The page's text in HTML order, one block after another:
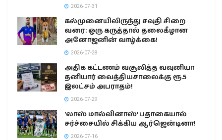
2026-07-31
கல்முனையிலிருந்து சவுதி சிறை
வரை: ஒரு கருத்தால் தலைகீழான
அனோஜனின் வாழ்க்கை!
2026-07-28
அதிக கட்டணம் வசூலித்த வவுனியா
தனியார் வைத்தியசாலைக்கு ரூ.5
இலட்சம் அபராதம்!
2026-07-29
‘லாஸ் மால்வினாஸ்’ பதாகையால்
சர்ச்சையில் சிக்கிய ஆர்ஜென்டினா!
2026-07-16